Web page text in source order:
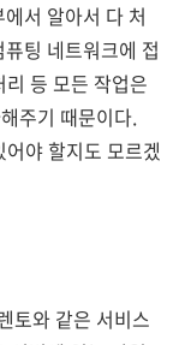
서 알아서 다 처
팅 네트워크에 접
등 모든 작업은
주기 때문이다.
야 할지도 모르겠
토와 같은 서비스